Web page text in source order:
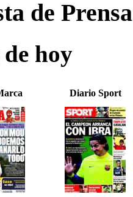
de
hoy
Diario Sport